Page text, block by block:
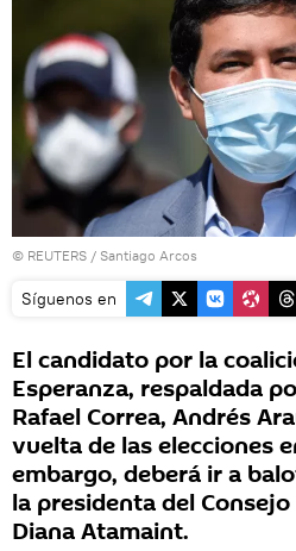
© REUTERS / Santiago Arcos
Síguenos en
El candidato por la
Esperanza, respaldada
Rafael Correa, Andrés
vuelta de las elecciones
embargo, deberá ir a
la presidenta del
Diana Atamaint.